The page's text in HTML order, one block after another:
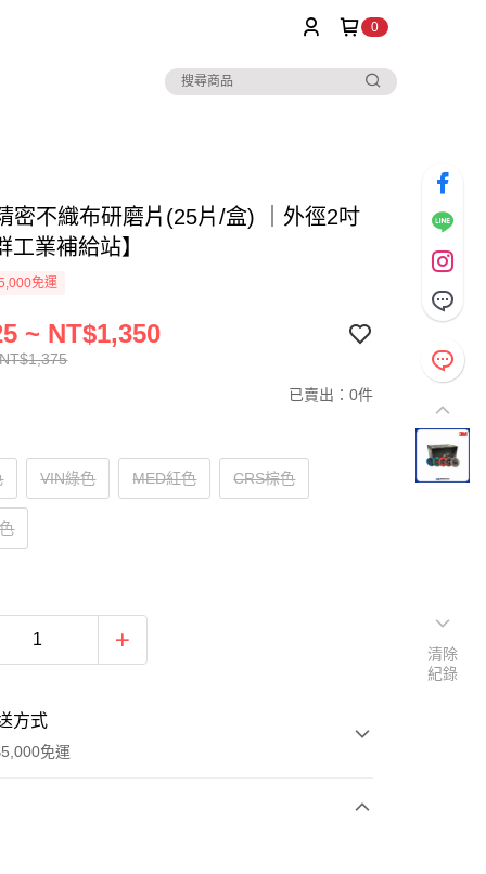
0
密不織布研磨片(25片/盒) ｜外徑2吋
工業補給站】
免運
~ NT$1,350
已賣出：0件
VIN綠色 MED紅色 CRS棕色
方式
免運
款
清除
紀錄